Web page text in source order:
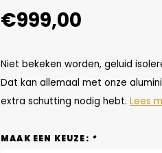
€999,00
Niet bekeken worden, geluid
Dat kan allemaal met onze
extra schutting nodig hebt. Lees
MAAK EEN KEUZE: *